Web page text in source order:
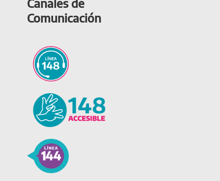
Comunicación